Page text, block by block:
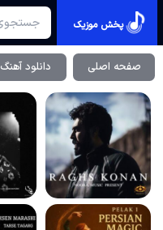
پخش موزیک
صفحه اصلی دانلود آهنگ